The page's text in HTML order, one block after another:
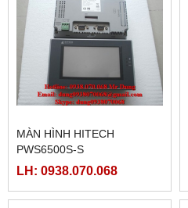
MÀN HÌNH HITECH
PWS6500S-S
LH: 0938.070.068